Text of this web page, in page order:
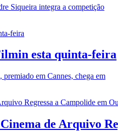
Siqueira integra a competição
esta quinta-feira
em Cannes, chega em
de Arquivo